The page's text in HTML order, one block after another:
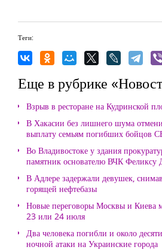
Теги:
Еще в рубрике
Взрыв в ресторане на Кудринской
В Хакасии без лишнего шума
выплату семьям погибших бойцов
Во Владивостоке у здания
памятник основателю ВЧК Феликсу
В Адлере задержали девушек,
горящей нефтебазы
Новые переговоры Москвы и Киева
23 или 24 июля
Два человека погибли и около
ночной атаки на Украинские города